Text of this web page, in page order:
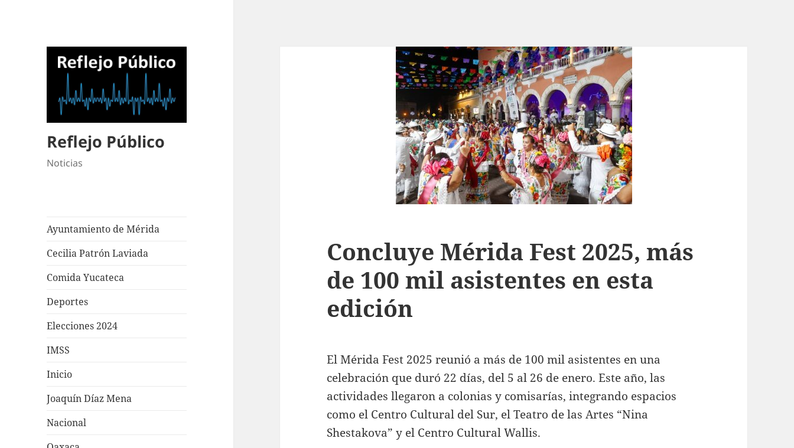
Reflejo Público
Noticias
Ayuntamiento de Mérida
Cecilia Patrón Laviada
Comida Yucateca
Deportes
Elecciones 2024
IMSS
Inicio
Joaquín Díaz Mena
Nacional
Concluye Mérida Fest 2025, más
de 100 mil asistentes en esta
edición
El Mérida Fest 2025 reunió a más de 100 mil asistentes en una
celebración que duró 22 días, del 5 al 26 de enero. Este año, las
actividades llegaron a colonias y comisarías, integrando espacios
como el Centro Cultural del Sur, el Teatro de las Artes “Nina
Shestakova” y el Centro Cultural Wallis.